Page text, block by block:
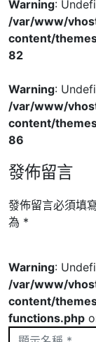
Warning:
/var/www/
content/
82
Warning:
/var/www/
content/
86
發佈留言
發佈留言必須填
為 *
Warning:
/var/www/
content/
functions.php